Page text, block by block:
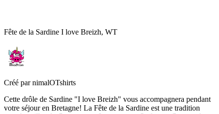
Fête de la Sardine I love Breizh, WT
Créé par nimalOTshirts
Cette drôle de Sardine "I love Breizh" vous accompagnera pendant
votre séjour en Bretagne! La Fête de la Sardine est une tradition